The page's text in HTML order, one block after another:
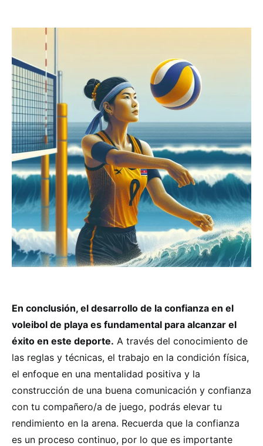
En conclusión, el desarrollo de la confianza en el
voleibol de playa es fundamental para alcanzar el
éxito en este deporte. A través del conocimiento de
las reglas y técnicas, el trabajo en la condición física,
el enfoque en una mentalidad positiva y la
construcción de una buena comunicación y confianza
con tu compañero/a de juego, podrás elevar tu
rendimiento en la arena. Recuerda que la confianza
es un proceso continuo, por lo que es importante